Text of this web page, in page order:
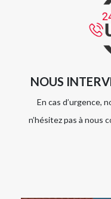
NOUS
En cas d’urgence,
n’hésitez pas à nous